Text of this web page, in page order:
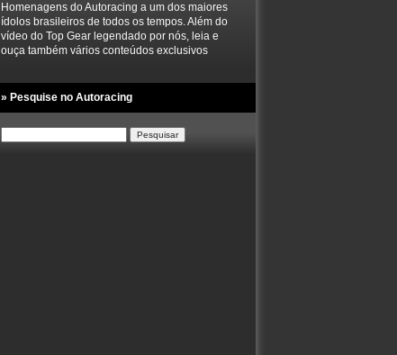
Homenagens do Autoracing a um dos maiores
ídolos brasileiros de todos os tempos. Além do
vídeo do Top Gear legendado por nós, leia e
ouça também vários conteúdos exclusivos
» Pesquise no Autoracing
por: